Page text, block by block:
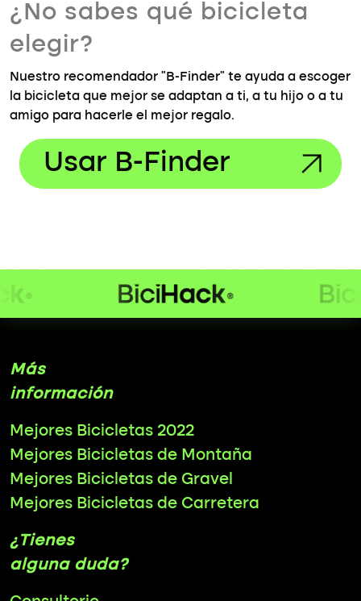
¿No sabes qué bicicleta
elegir?
Nuestro recomendador "B-Finder" te ayuda a escoger
la bicicleta que mejor se adaptan a ti, a tu hijo o a tu
amigo para hacerle el mejor regalo.
Usar B-Finder
Más
información
Mejores Bicicletas 2022
Mejores Bicicletas de Montaña
Mejores Bicicletas de Gravel
Mejores Bicicletas de Carretera
¿Tienes
alguna duda?